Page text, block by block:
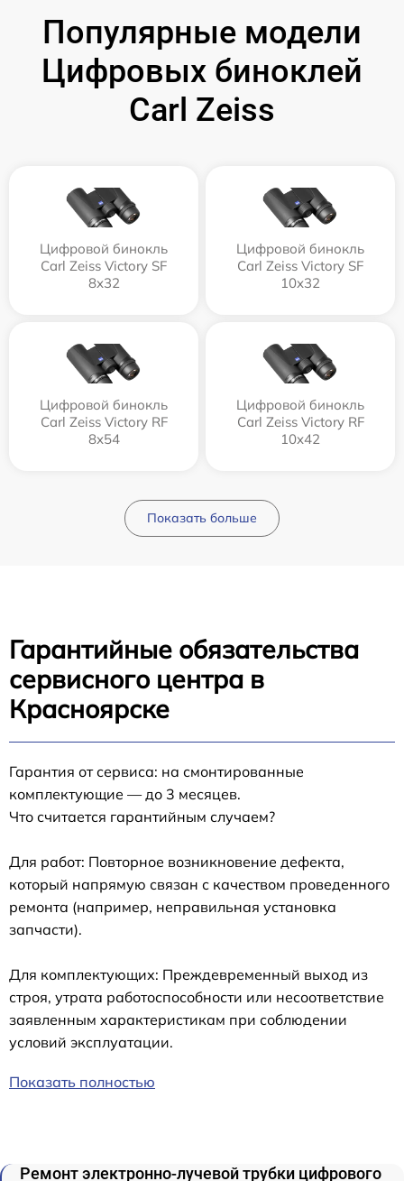
Популярные модели
Цифровых биноклей
Carl Zeiss
Цифровой бинокль
Carl Zeiss Victory SF
8x32
Цифровой бинокль
Carl Zeiss Victory SF
10x32
Цифровой бинокль
Carl Zeiss Victory RF
8x54
Цифровой бинокль
Carl Zeiss Victory RF
10x42
Показать больше
Гарантийные обязательства
сервисного центра в
Красноярске
Гарантия от сервиса: на смонтированные
комплектующие — до 3 месяцев.
Что считается гарантийным случаем?
Для работ: Повторное возникновение дефекта,
который напрямую связан с качеством проведенного
ремонта (например, неправильная установка
запчасти).
Для комплектующих: Преждевременный выход из
строя, утрата работоспособности или несоответствие
заявленным характеристикам при соблюдении
условий эксплуатации.
Показать полностью
Ремонт электронно-лучевой трубки цифрового